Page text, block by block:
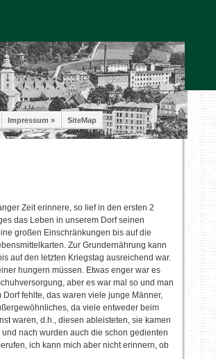
Impressum » SiteMap
Zeit erinnere, so lief in den ersten 2
das Leben in unserem Dorf seinen
großen Einschränkungen bis auf die
Zur Grundernährung kann
auf den letzten Kriegstag ausreichend war.
hungern müssen. Etwas enger war es
aber es war mal so und man
Dorf fehlte, das waren viele junge Männer,
da viele entweder beim
waren, d.h., diesen ableisteten, sie kamen
nach wurden auch die schon gedienten
ich kann mich aber nicht erinnern, ob